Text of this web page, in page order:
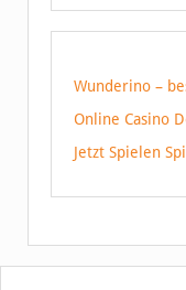
Wunderino –
Online Casino
Jetzt Spielen